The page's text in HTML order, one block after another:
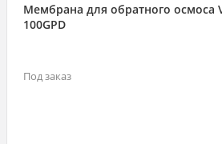
Мембрана для обратного осмоса
100GPD
Под заказ